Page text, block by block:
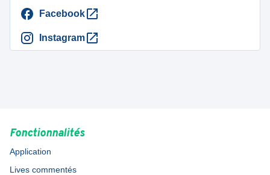
Facebook
Instagram
Fonctionnalités
Application
Lives commentés